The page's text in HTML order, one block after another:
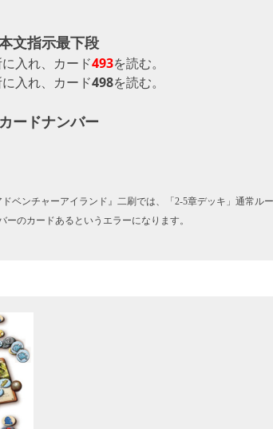
文指示最下段
入れ、カード493を読む。
入れ、カード498を読む。
ードナンバー
ベンチャーアイランド』二刷では、「2-5章デッキ」通常ル
のカードあるというエラーになります。